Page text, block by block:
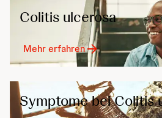
Colitis ulcerosa
Mehr erfahren
Symptome bei Colitis